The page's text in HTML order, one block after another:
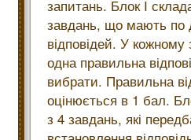
запитань. Блок І
завдань, що мають по
відповідей. У
одна правильна
вибрати. Правильна
оцінюється в 1 бал.
з 4 завдань, які